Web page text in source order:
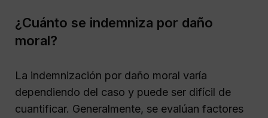
¿Cuánto se indemniza por daño
moral?
La indemnización por daño moral varía
dependiendo del caso y puede ser difícil de
cuantificar. Generalmente, se evalúan factores